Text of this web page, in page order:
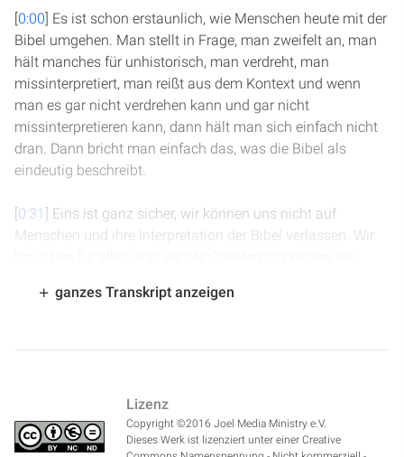
[0:00] Es ist schon erstaunlich, wie Menschen heute mit der
Bibel umgehen. Man stellt in Frage, man zweifelt an, man
hält manches für unhistorisch, man verdreht, man
missinterpretiert, man reißt aus dem Kontext und wenn
man es gar nicht verdrehen kann und gar nicht
missinterpretieren kann, dann hält man sich einfach nicht
dran. Dann bricht man einfach das, was die Bibel als
eindeutig beschreibt.
[0:31] Eins ist ganz sicher, wir können uns nicht auf
Menschen und ihre Interpretation der Bibel verlassen. Wir
unserem Weg, eine Leuchte für unsere Füße, dass wir
zu deinem heiligen Berg und zu deinen Wohnungen."
Dieses Licht wird immer heller und heller auf unserem Weg
scheinen und wer in diesem Licht geht, der wird nicht die
ganzes Transkript anzeigen
Lizenz
Copyright ©2016 Joel Media Ministry e.V.
Dieses Werk ist lizenziert unter einer Creative